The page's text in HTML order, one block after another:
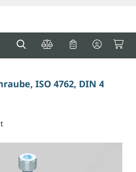
ISO 4762, DIN 4762,